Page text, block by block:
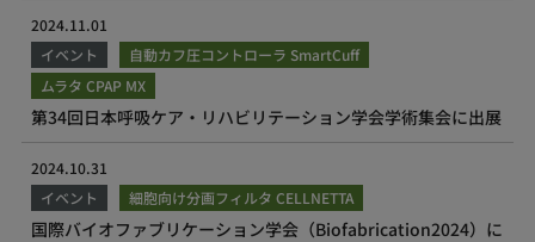
2024.11.01
イベント
自動カフ圧コントローラ SmartCuff
ムラタ CPAP MX
第34回日本呼吸ケア・リハビリテーション学会学術集会に出展
2024.10.31
イベント
細胞向け分画フィルタ CELLNETTA
国際バイオファブリケーション学会（Biofabrication2024）に